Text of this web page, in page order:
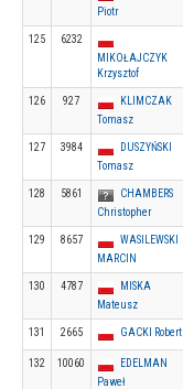
Piotr
125
6232
MIKOŁAJCZYK
Krzysztof
126 927
KLIMCZAK
Tomasz
127 3984
DUSZYŃSKI
Tomasz
128 5861
CHAMBERS
Christopher
129 8657
WASILEWSKI
MARCIN
130 4787
MISKA
Mateusz
131 2665 GACKI Robert
132 10060
EDELMAN
Paweł